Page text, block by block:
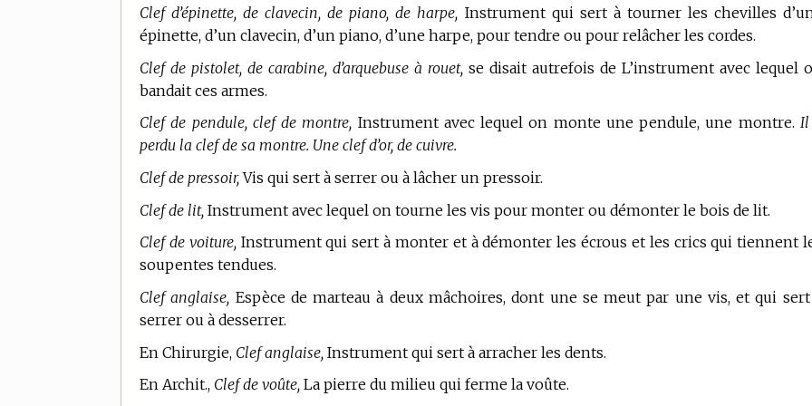
Clef d’épinette, de clavecin, de piano, de harpe, Instrument qui sert à tourner les chevilles
épinette, d’un clavecin, d’un piano, d’une harpe, pour tendre ou pour relâcher les cordes.
Clef de pistolet, de carabine, d’arquebuse à rouet, se disait autrefois de L’instrument avec lequel
bandait ces armes.
Clef de pendule, clef de montre, Instrument avec lequel on monte une pendule, une montre. Il
perdu la clef de sa montre. Une clef d’or, de cuivre.
Clef de pressoir,Vis qui sert à serrer ou à lâcher un pressoir.
Clef de lit, Instrument avec lequel on tourne les vis pour monter ou démonter le bois de lit.
Clef de voiture,Instrument qui sert à monter et à démonter les écrous et les crics qui tiennent
soupentes tendues.
Clef anglaise, Espèce de marteau à deux mâchoires, dont une se meut par une vis, et qui
serrer ou à desserrer.
En Chirurgie, Clef anglaise, Instrument qui sert à arracher les dents.
En Archit., Clef de voûte, La pierre du milieu qui ferme la voûte.